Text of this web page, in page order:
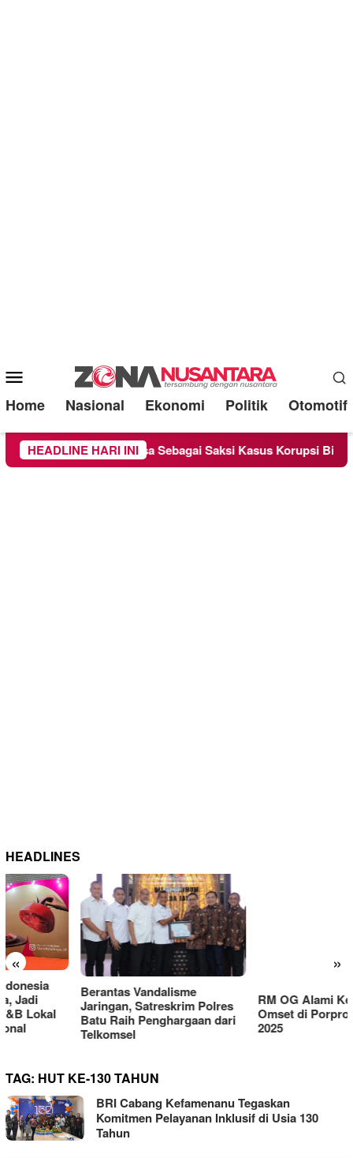
Mobile
Menu
Home Nasional Ekonomi Politik Otomotif
HEADLINE HARI INI
Diperiksa Sebagai Saksi Kasus Korupsi Bibit Nanas
HEADLINES
« »
Berantas Vandalisme
Jaringan, Satreskrim Polres
Batu Raih Penghargaan dari
Telkomsel
RM OG Alami Kenaikan
Omset di Porprov IX Jatim
2025
TAG: HUT KE-130 TAHUN
BRI Cabang Kefamenanu Tegaskan
Komitmen Pelayanan Inklusif di Usia 130
Tahun